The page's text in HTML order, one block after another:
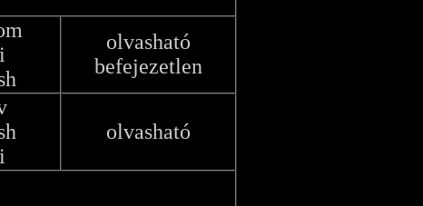
olvasható
befejezetlen
olvasható